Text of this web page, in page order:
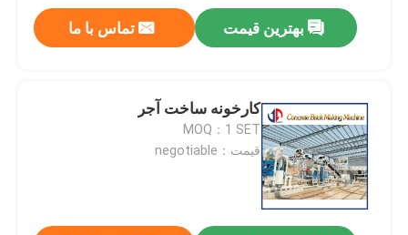
کارخانه تور
تماس با ما
اخبار
بهترین قیمت تماس با ما
کارخونه ساخت آجر
MOQ：1 SET
قیمت：negotiable